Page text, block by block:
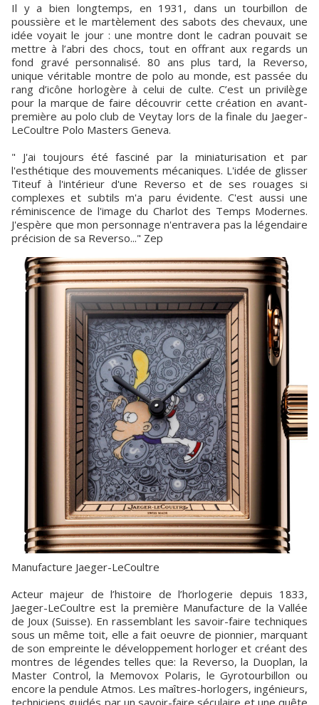
Il y a bien longtemps, en 1931, dans un tourbillon de
poussière et le martèlement des sabots des chevaux, une
idée voyait le jour : une montre dont le cadran pouvait se
mettre à l’abri des chocs, tout en offrant aux regards un
fond gravé personnalisé. 80 ans plus tard, la Reverso,
unique véritable montre de polo au monde, est passée du
rang d’icône horlogère à celui de culte. C’est un privilège
pour la marque de faire découvrir cette création en avant-
première au polo club de Veytay lors de la finale du Jaeger-
LeCoultre Polo Masters Geneva.
" J'ai toujours été fasciné par la miniaturisation et par
l'esthétique des mouvements mécaniques. L'idée de glisser
Titeuf à l'intérieur d'une Reverso et de ses rouages si
complexes et subtils m'a paru évidente. C'est aussi une
réminiscence de l'image du Charlot des Temps Modernes.
J'espère que mon personnage n'entravera pas la légendaire
précision de sa Reverso..." Zep
Manufacture Jaeger-LeCoultre
Acteur majeur de l’histoire de l’horlogerie depuis 1833,
Jaeger-LeCoultre est la première Manufacture de la Vallée
de Joux (Suisse). En rassemblant les savoir-faire techniques
sous un même toit, elle a fait oeuvre de pionnier, marquant
de son empreinte le développement horloger et créant des
montres de légendes telles que: la Reverso, la Duoplan, la
Master Control, la Memovox Polaris, le Gyrotourbillon ou
encore la pendule Atmos. Les maîtres-horlogers, ingénieurs,